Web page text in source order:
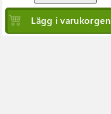
Lägg i varukorgen